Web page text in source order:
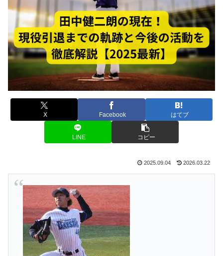
X Facebook はてブ
LINE コピー
2025.09.04 2026.03.22